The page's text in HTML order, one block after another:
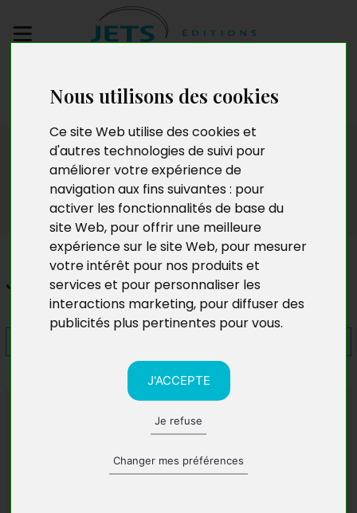
Nous utilisons des cookies
Ce site Web utilise des cookies et
d'autres technologies de suivi pour
améliorer votre expérience de
navigation aux fins suivantes : pour
activer les fonctionnalités de base du
site Web, pour offrir une meilleure
expérience sur le site Web, pour mesurer
votre intérêt pour nos produits et
services et pour personnaliser les
interactions marketing, pour diffuser des
publicités plus pertinentes pour vous.
J'ACCEPTE
Je refuse
Changer mes préférences
manuscrit
Presse
Je vous entendrai toujours
A lire également